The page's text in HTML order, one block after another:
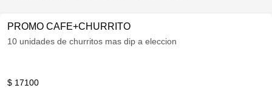
PROMO CAFE+CHURRITO
10 unidades de churritos mas dip a eleccion
$ 17100